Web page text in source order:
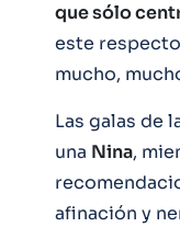
que sólo
este
mucho,
Las galas de
una Nina,
afinación y